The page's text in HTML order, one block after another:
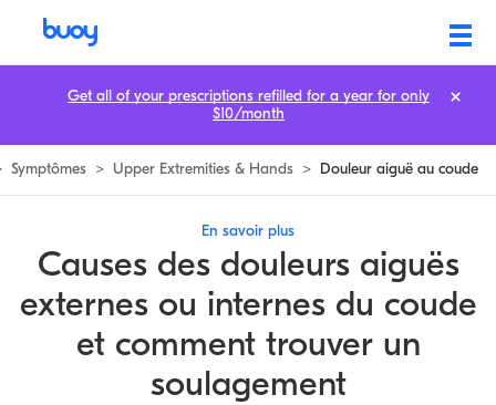
Symptômes > Upper Extremities & Hands > Douleur aiguë au coude
En savoir plus
Causes des douleurs aiguës
externes ou internes du coude
et comment trouver un
soulagement
Get all of your prescriptions refilled for a year for only
$10/month